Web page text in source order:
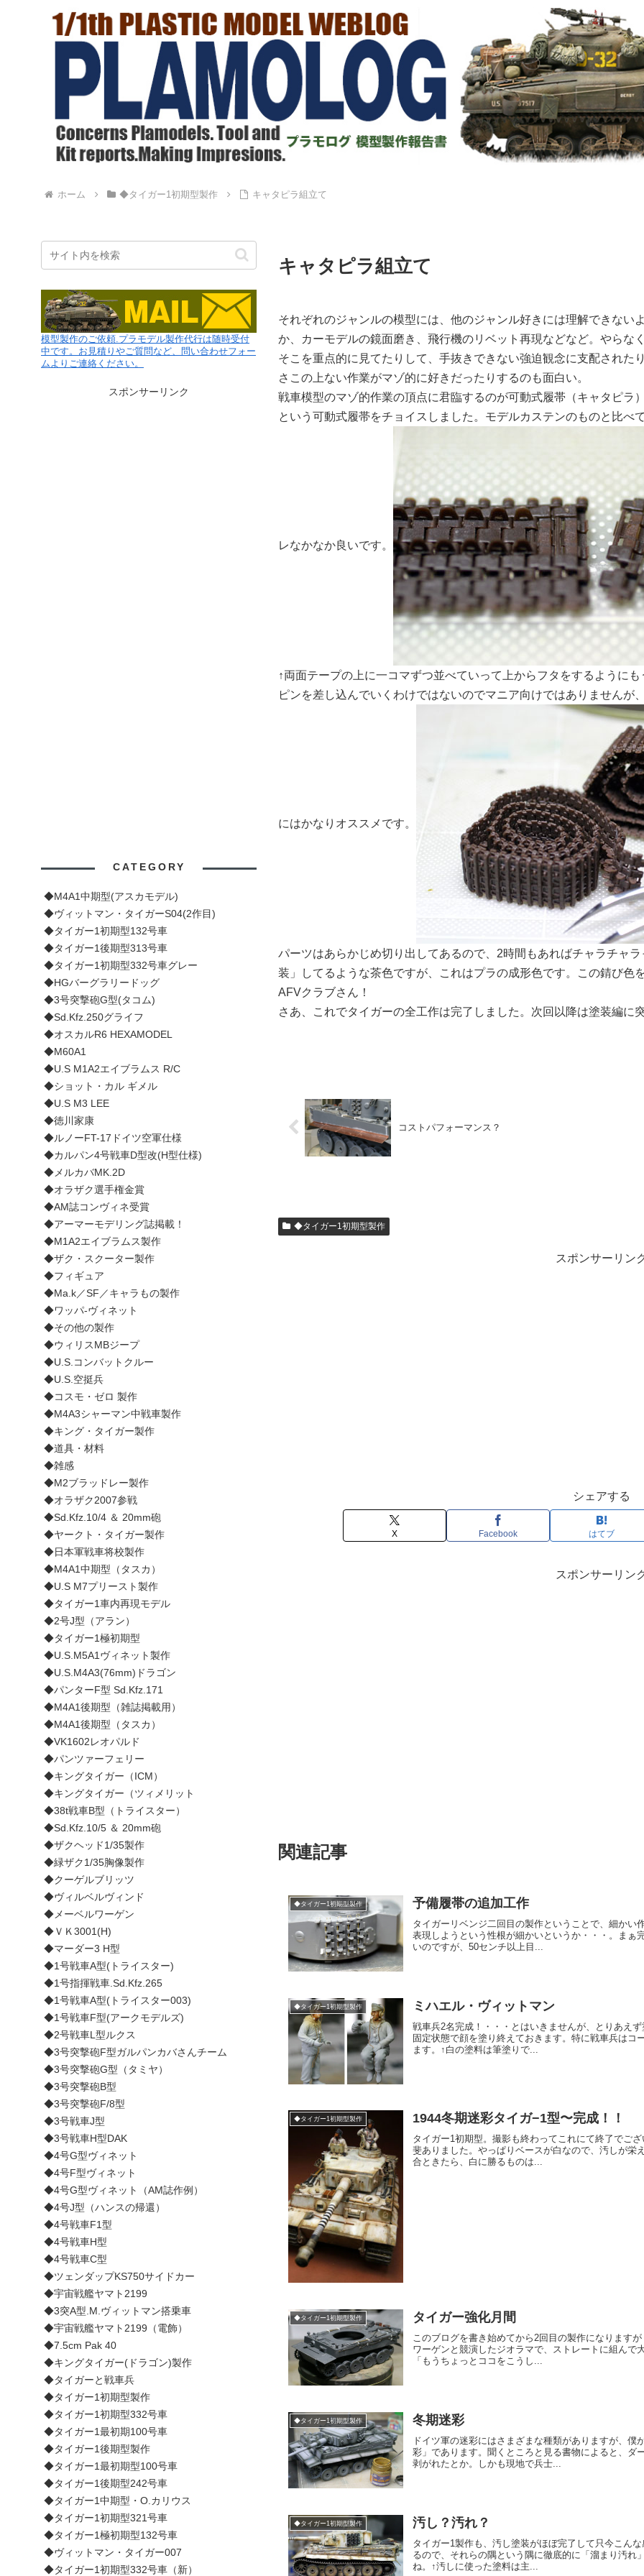
ホーム ◆タイガー1初期型製作 キャタピラ組立て
キャタピラ組立て
それぞれのジャンルの模型には、他のジャンル好きには理解できない
か、カーモデルの鏡面磨き、飛行機のリベット再現などなど。やらな
そこを重点的に見てたりして、手抜きできない強迫観念に支配された
さこの上ない作業がマゾ的に好きだったりするのも面白い。
戦車模型のマゾ的作業の頂点に君臨するのが可動式履帯（キャタピラ
という可動式履帯をチョイスしました。モデルカステンのものと比べ
レなかなか良いです。
↑両面テープの上に一コマずつ並べていって上からフタをするように
ピンを差し込んでいくわけではないのでマニア向けではありませんが
にはかなりオススメです。
パーツはあらかじめ切り出してあるので、2時間もあればチャラチャ
装」してるような茶色ですが、これはプラの成形色です。この錆び色
AFVクラブさん！
さあ、これでタイガーの全工作は完了しました。次回以降は塗装編に
コストパフォーマンス？
◆タイガー1初期型製作
スポンサーリン
シェアする
X Facebook はてブ
スポンサーリン
関連記事
◆タイガー1初期型製作 予備履帯の追加工作
タイガーリベンジ二回目の製作ということで、細かい
表現しようという性根が細かいというか・・・。まぁ
いのですが、50センチ以上目...
◆タイガー1初期型製作 ミハエル・ヴィットマン
戦車兵2名完成！・・・とはいきませんが、とりあえ
固定状態で顔を塗り終えておきます。特に戦車兵はコ
ます。↑白の塗料は筆塗りで...
◆タイガー1初期型製作 1944冬期迷彩タイガ−1型〜完成！！
タイガー1初期型。撮影も終わってこれにて終了でご
斐ありました。やっぱりベースが白なので、汚しが
合ときたら、白に勝るものは...
◆タイガー1初期型製作 タイガー強化月間
このブログを書き始めてから2回目の製作になります
ワーゲンと競演したジオラマで、ストレートに組ん
「もうちょっとココをこうし...
◆タイガー1初期型製作 冬期迷彩
ドイツ軍の迷彩にはさまざまな種類がありますが、
彩」であります。聞くところと見る書物によると、ダ
剥がれたとか。しかも現地で兵士...
◆タイガー1初期型製作 汚し？汚れ？
タイガー1製作も、汚し塗装がほぼ完了して只今こん
るので、それらの隅という隅に徹底的に「溜まり汚れ
ね。↑汚しに使った塗料は主...
模型製作のご依頼.プラモデル製作代行は随時受付
中です。お見積りやご質問など、問い合わせフォー
ムよりご連絡ください。
スポンサーリンク
CATEGORY
◆M4A1中期型(アスカモデル)
◆ヴィットマン・タイガーS04(2作目)
◆タイガー1初期型132号車
◆タイガー1後期型313号車
◆タイガー1初期型332号車グレー
◆HGバーグラリードッグ
◆3号突撃砲G型(タコム)
◆Sd.Kfz.250グライフ
◆オスカルR6 HEXAMODEL
◆M60A1
◆U.S M1A2エイブラムス R/C
◆ショット・カル ギメル
◆U.S M3 LEE
◆徳川家康
◆ルノーFT-17ドイツ空軍仕様
◆カルパン4号戦車D型改(H型仕様)
◆メルカバMK.2D
◆オラザク選手権金賞
◆AM誌コンヴィネ受賞
◆アーマーモデリング誌掲載！
◆M1A2エイブラムス製作
◆ザク・スクーター製作
◆フィギュア
◆Ma.k／SF／キャラもの製作
◆ワッパ-ヴィネット
◆その他の製作
◆ウィリスMBジープ
◆U.S.コンバットクルー
◆U.S.空挺兵
◆コスモ・ゼロ 製作
◆M4A3シャーマン中戦車製作
◆キング・タイガー製作
◆道具・材料
◆雑感
◆M2ブラッドレー製作
◆オラザク2007参戦
◆Sd.Kfz.10/4 ＆ 20mm砲
◆ヤークト・タイガー製作
◆日本軍戦車将校製作
◆M4A1中期型（タスカ）
◆U.S M7プリースト製作
◆タイガー1車内再現モデル
◆2号J型（アラン）
◆タイガー1極初期型
◆U.S.M5A1ヴィネット製作
◆U.S.M4A3(76mm)ドラゴン
◆パンターF型 Sd.Kfz.171
◆M4A1後期型（雑誌掲載用）
◆M4A1後期型（タスカ）
◆VK1602レオパルド
◆パンツァーフェリー
◆キングタイガー（ICM）
◆キングタイガー（ツィメリット
◆38t戦車B型（トライスター）
◆Sd.Kfz.10/5 ＆ 20mm砲
◆ザクヘッド1/35製作
◆緑ザク1/35胸像製作
◆クーゲルブリッツ
◆ヴィルベルヴィンド
◆メーベルワーゲン
◆ＶＫ3001(H)
◆マーダー3 H型
◆1号戦車A型(トライスター)
◆1号指揮戦車.Sd.Kfz.265
◆1号戦車A型(トライスター003)
◆1号戦車F型(アークモデルズ)
◆2号戦車L型ルクス
◆3号突撃砲F型ガルパンカバさんチーム
◆3号突撃砲G型（タミヤ）
◆3号突撃砲B型
◆3号突撃砲F/8型
◆3号戦車J型
◆3号戦車H型DAK
◆4号G型ヴィネット
◆4号F型ヴィネット
◆4号G型ヴィネット（AM誌作例）
◆4号J型（ハンスの帰還）
◆4号戦車F1型
◆4号戦車H型
◆4号戦車C型
◆ツェンダップKS750サイドカー
◆宇宙戦艦ヤマト2199
◆3突A型.M.ヴィットマン搭乗車
◆宇宙戦艦ヤマト2199（電飾）
◆7.5cm Pak 40
◆キングタイガー(ドラゴン)製作
◆タイガーと戦車兵
◆タイガー1初期型製作
◆タイガー1初期型332号車
◆タイガー1最初期100号車
◆タイガー1後期型製作
◆タイガー1最初期型100号車
◆タイガー1後期型242号車
◆タイガー1中期型・O.カリウス
◆タイガー1初期型321号車
◆タイガー1極初期型132号車
◆ヴィットマン・タイガー007
◆タイガー1初期型332号車（新）